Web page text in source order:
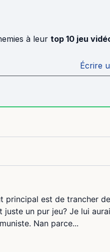
à leur top 10 jeu
Écrire
principal est de trancher
un pur jeu? Je lui
Nan parce...